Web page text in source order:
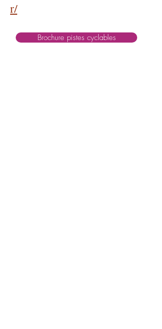
r/
Brochure pistes cyclables